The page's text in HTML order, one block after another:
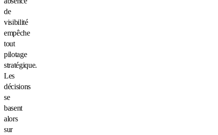
de
visibilité
empêche
tout
pilotage
stratégique.
Les
décisions
se
basent
alors
sur